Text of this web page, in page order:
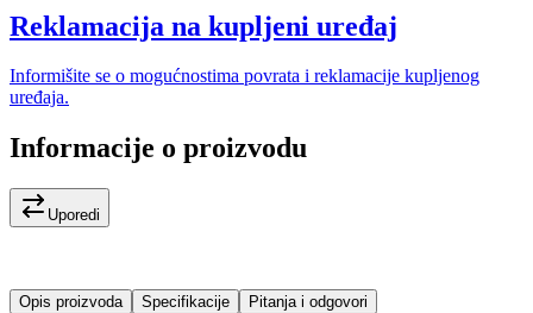
Reklamacija na kupljeni uređaj
Informišite se o mogućnostima povrata i reklamacije kupljenog
uređaja.
Informacije o proizvodu
Uporedi
Opis proizvoda Specifikacije Pitanja i odgovori